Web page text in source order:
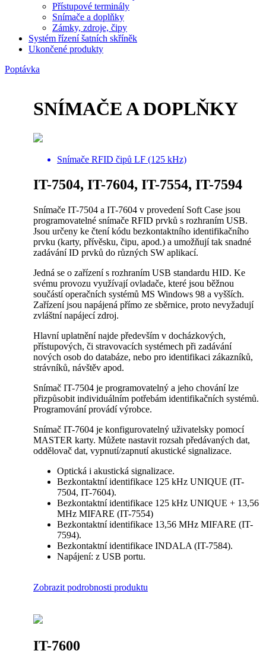
Přístupové terminály
Snímače a doplňky
Zámky, zdroje, čipy
Systém řízení šatních skříněk
Ukončené produkty
Poptávka
SNÍMAČE A DOPLŇKY
Snímače RFID čipů LF (125 kHz)
IT-7504, IT-7604, IT-7554, IT-7594
Snímače IT-7504 a IT-7604 v provedení Soft Case jsou
programovatelné snímače RFID prvků s rozhraním USB.
Jsou určeny ke čtení kódu bezkontaktního identifikačního
prvku (karty, přívěsku, čipu, apod.) a umožňují tak snadné
zadávání ID prvků do různých SW aplikací.
Jedná se o zařízení s rozhraním USB standardu HID. Ke
svému provozu využívají ovladače, které jsou běžnou
součástí operačních systémů MS Windows 98 a vyšších.
Zařízení jsou napájená přímo ze sběrnice, proto nevyžadují
zvláštní napájecí zdroj.
Hlavní uplatnění najde především v docházkových,
přístupových, či stravovacích systémech při zadávání
nových osob do databáze, nebo pro identifikaci zákazníků,
strávníků, návštěv apod.
Snímač IT-7504 je programovatelný a jeho chování lze
přizpůsobit individuálním potřebám identifikačních systémů.
Programování provádí výrobce.
Snímač IT-7604 je konfigurovatelný uživatelsky pomocí
MASTER karty. Můžete nastavit rozsah předávaných dat,
oddělovač dat, vypnutí/zapnutí akustické signalizace.
Optická i akustická signalizace.
Bezkontaktní identifikace 125 kHz UNIQUE (IT-
7504, IT-7604).
Bezkontaktní identifikace 125 kHz UNIQUE + 13,56
MHz MIFARE (IT-7554)
Bezkontaktní identifikace 13,56 MHz MIFARE (IT-
7594).
Bezkontaktní identifikace INDALA (IT-7584).
Napájení: z USB portu.
Zobrazit podrobnosti produktu
IT-7600